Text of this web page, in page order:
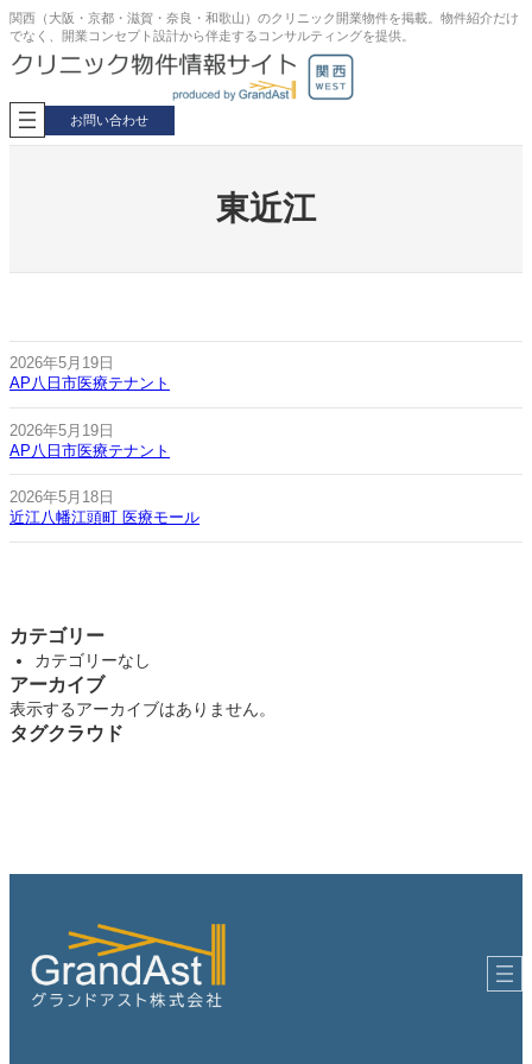
内
容
を
キ
ッ
関西（大阪・京都・滋賀・奈良・和歌山）のクリニック開業物件を掲載。物件紹介だけ
でなく、開業コンセプト設計から伴走するコンサルティングを提供。
お問い合わせ
東近江
2026年5月19日
AP八日市医療テナント
2026年5月19日
AP八日市医療テナント
2026年5月18日
近江八幡江頭町 医療モール
カテゴリー
カテゴリーなし
アーカイブ
表示するアーカイブはありません。
タグクラウド